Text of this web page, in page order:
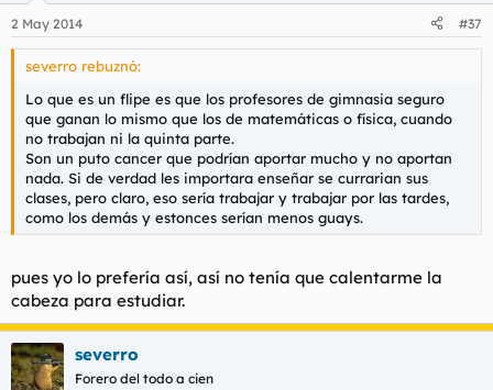
2 May 2014 #37
severro rebuznó:
Lo que es un flipe es que los profesores de gimnasia seguro
que ganan lo mismo que los de matemáticas o física, cuando
no trabajan ni la quinta parte.
Son un puto cancer que podrían aportar mucho y no aportan
nada. Si de verdad les importara enseñar se currarian sus
clases, pero claro, eso sería trabajar y trabajar por las tardes,
como los demás y estonces serían menos guays.
pues yo lo prefería así, así no tenía que calentarme la
cabeza para estudiar.
severro
Forero del todo a cien